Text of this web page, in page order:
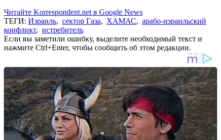
Читайте Korrespondent.net в Google News
ТЕГИ: Израиль, сектор Газа, ХАМАС, арабо-израильский
конфликт, истребитель
Если вы заметили ошибку, выделите необходимый текст и
нажмите Ctrl+Enter, чтобы сообщить об этом редакции.